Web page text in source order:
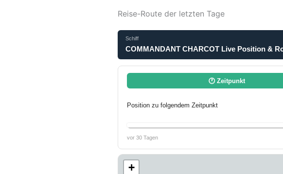
Reise-Route der letzten Tage
Schiff
COMMANDANT CHARCOT Live Position &
🕐 Zeitpunkt
Position zu folgendem Zeitpunkt
vor 30 Tagen
+